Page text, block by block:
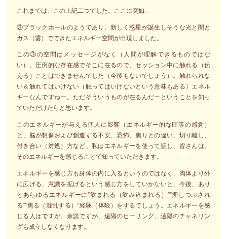
これまでは、この上記二つでした。ここに突如、
③ブラックホールのようであり、新しく惑星が誕生しそうな光と闇と
ガス（雲）でできたエネルギー空間が出現しました。
この③の空間はメッセージがなく（人間が理解できるものではな
い）、圧倒的な存在感でそこに在るので、セッション中に触れる（伝
える）ことはできませんでした（今後もないでしょう）。触れられな
い＆触れてはいけない（触ってはいけないという意味もある）エネル
ギーなんですねー。ただそういうものが在るんだーということを知っ
ていただけたらと思います。
このエネルギーが与える個人に影響（エネルギー的な圧等の感覚）
と、脳が想像および創造する不安、恐怖、焦りとの違い、切り離し、
付き合い（対処）方など、私はエネルギーを使って話し、皆さんは、
そのエネルギーを感じることで知っていただきます。
エネルギーを感じ方も身体の内に入るというのではなく、肉体より外
に広げる、意識を拡げるという感じ方をしていかないと、今後、あり
とあらゆるエネルギーに”飲まれる（飲み込まれる）””押しつぶされ
る””焦る（混乱する）”経験（体験）をするでしょう。エネルギーを感
じる人はですが。余談ですが、遠隔のヒーリング、遠隔のチャネリン
グも成立しなくなります。